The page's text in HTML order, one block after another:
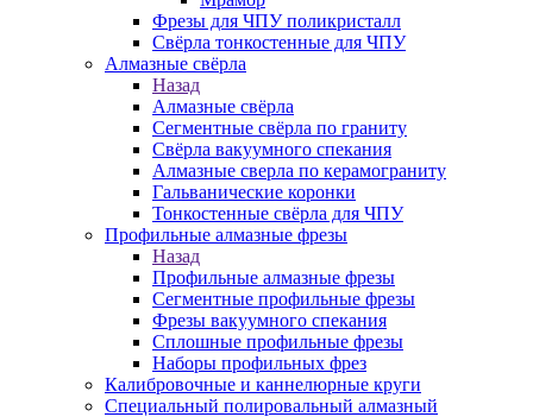
Фрезы для ЧПУ поликристалл
Свёрла тонкостенные для ЧПУ
Алмазные свёрла
Назад
Алмазные свёрла
Сегментные свёрла по граниту
Свёрла вакуумного спекания
Алмазные сверла по керамограниту
Гальванические коронки
Тонкостенные свёрла для ЧПУ
Профильные алмазные фрезы
Назад
Профильные алмазные фрезы
Сегментные профильные фрезы
Фрезы вакуумного спекания
Сплошные профильные фрезы
Наборы профильных фрез
Калибровочные и каннелюрные круги
Специальный полировальный алмазный